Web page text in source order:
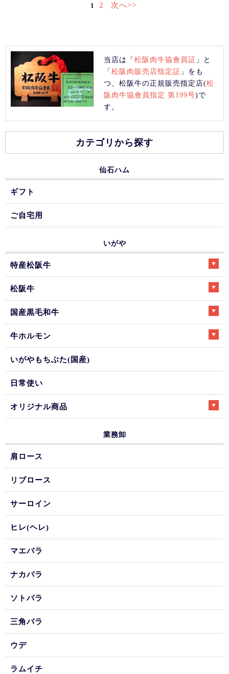
1 2 次へ>>
当店は「松阪肉牛協會員証 」と
「松阪肉販売店指定証 」をも
つ、松阪牛の正規販売指定店(松
阪肉牛協會員指定 第199号)で
す。
カテゴリから探す
仙石ハム
ギフト
ご自宅用
いがや
特産松阪牛
松阪牛
国産黒毛和牛
牛ホルモン
いがやもちぶた(国産)
日常使い
オリジナル商品
業務卸
肩ロース
リブロース
サーロイン
ヒレ(ヘレ)
マエバラ
ナカバラ
ソトバラ
三角バラ
ウデ
ラムイチ